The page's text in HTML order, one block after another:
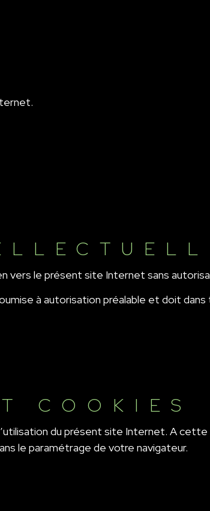
vers le présent site Internet sans
à autorisation préalable et doit
COOKIES
du présent site Internet. A
le paramétrage de votre navigateur.